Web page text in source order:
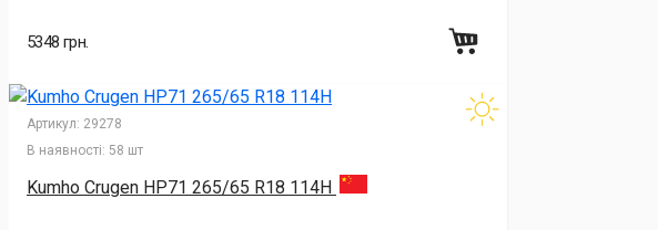
5348 грн.
Артикул: 29278
В наявності: 58 шт
Kumho Crugen HP71 265/65 R18 114H